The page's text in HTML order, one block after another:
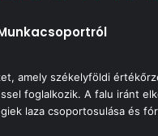
amely székelyföldi
foglalkozik. A falu iránt
laza csoportosulása és